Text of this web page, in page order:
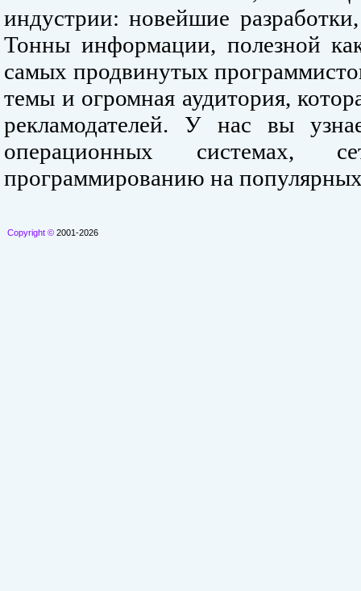
индустрии: новейшие
Тонны информации, полезной
самых продвинутых
темы и огромная аудитория,
рекламодателей. У нас вы
операционных системах,
программированию на
Copyright © 2001-2026